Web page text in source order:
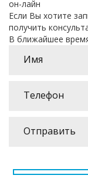
он-лайн
Если Вы хотите
получить
В ближайшее